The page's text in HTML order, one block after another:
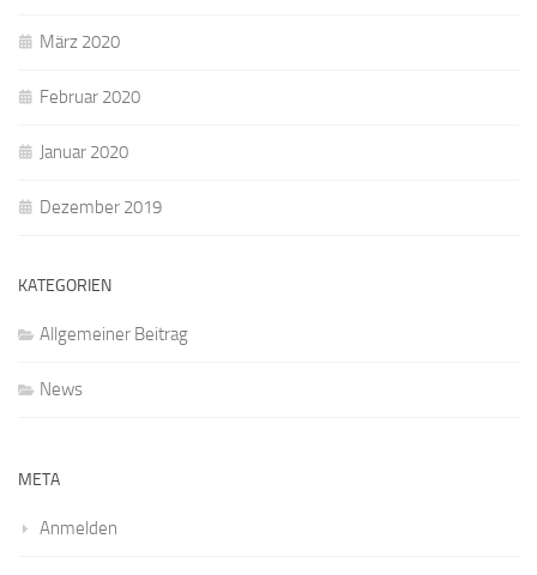
März 2020
Februar 2020
Januar 2020
Dezember 2019
KATEGORIEN
Allgemeiner Beitrag
News
META
Anmelden